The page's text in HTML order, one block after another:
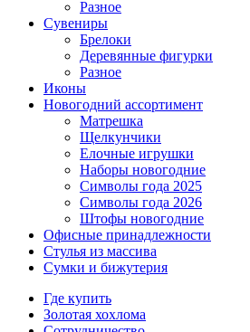
Разное
Сувениры
Брелоки
Деревянные фигурки
Разное
Иконы
Новогодний ассортимент
Матрешка
Щелкунчики
Елочные игрушки
Наборы новогодние
Символы года 2025
Символы года 2026
Штофы новогодние
Офисные принадлежности
Стулья из массива
Сумки и бижутерия
Где купить
Золотая хохлома